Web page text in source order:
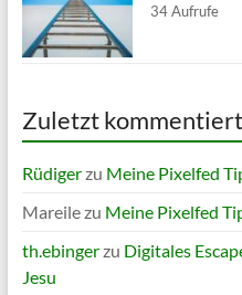
34 Aufrufe
Zuletzt kommentiert
Rüdigerzu Meine Pixelfed
Mareilezu Meine Pixelfed
th.ebingerzu Digitales
Jesu